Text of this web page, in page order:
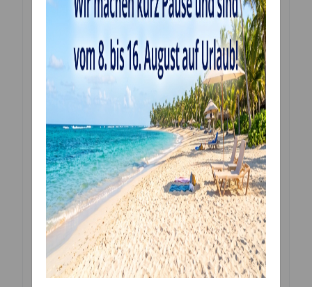
umweltfreundlich
Dieser GREENLINE-Artikel wird
ohne
Umverpackunggeliefert. Bei der
Produktverpackung nutzen wir nur so viel Material
wie nötig und so wenig wie möglich. Bei vielen
Produkten verzichten wir vollständig auf eine
Umverpackung. Sie haben bei einer Vielzahl von
Artikeln die Wahl zwischen herkömmlicher
Verpackung und der umweltfreundlichen
GREENLINE-Verpackung bestehend aus Papier oder
ganz ohne Verpackung.
Stabile Cakeboards geeignet als Unterlage zur
Präsentation von Torten und Kuchen mit silberner
Beschichtung und Motivprägung.
erhältlich in verschiedenen Größen